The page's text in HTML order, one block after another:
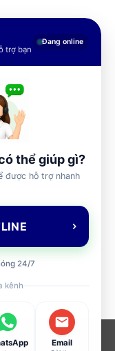
MasterCard
Cash
trợ bạn
Đang online
thể giúp gì?
được hỗ trợ nhanh
24/7
kênh
Email